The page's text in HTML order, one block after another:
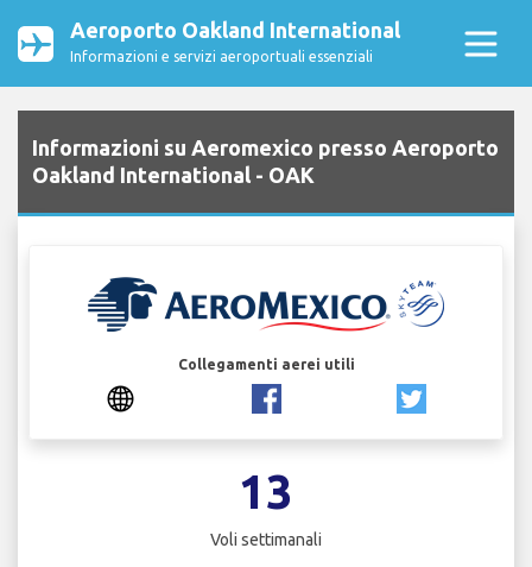
Aeroporto Oakland International
Informazioni e servizi aeroportuali essenziali
Informazioni su Aeromexico presso Aeroporto
Oakland International - OAK
Collegamenti aerei utili
13
Voli settimanali